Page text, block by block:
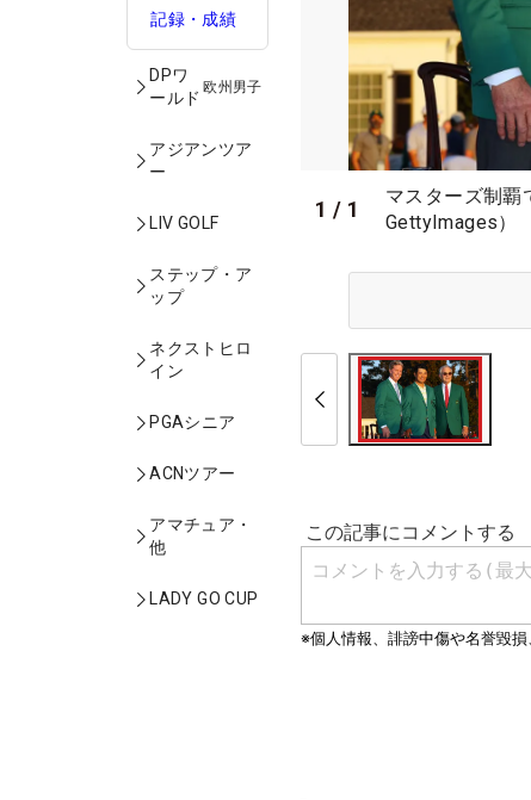
記録・成績
DPワ
ールド
欧州男子
アジアンツア
ー
LIV GOLF
ステップ・ア
ップ
ネクストヒロ
イン
PGAシニア
ACNツアー
アマチュア・
他
LADY GO CUP
1 / 1
マスターズ制覇
GettyImages）